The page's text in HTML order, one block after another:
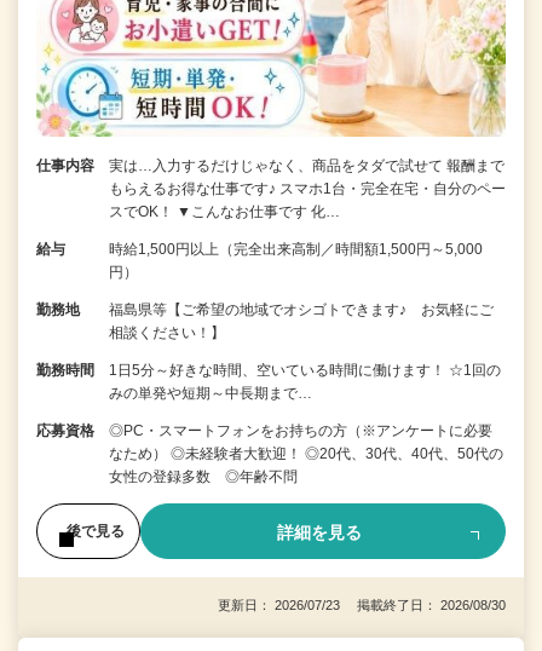
仕事内容
実は…入力するだけじゃなく、商品をタダで試せて 報酬まで
もらえるお得な仕事です♪ スマホ1台・完全在宅・自分のペー
スでOK！ ▼こんなお仕事です 化…
給与
時給1,500円以上（完全出来高制／時間額1,500円～5,000
円）
勤務地
福島県等【ご希望の地域でオシゴトできます♪ お気軽にご
相談ください！】
勤務時間
1日5分～好きな時間、空いている時間に働けます！ ☆1回の
みの単発や短期～中長期まで…
応募資格
◎PC・スマートフォンをお持ちの方（※アンケートに必要
なため） ◎未経験者大歓迎！ ◎20代、30代、40代、50代の
女性の登録多数 ◎年齢不問
後で見る 詳細を見る
更新日： 2026/07/23 掲載終了日： 2026/08/30